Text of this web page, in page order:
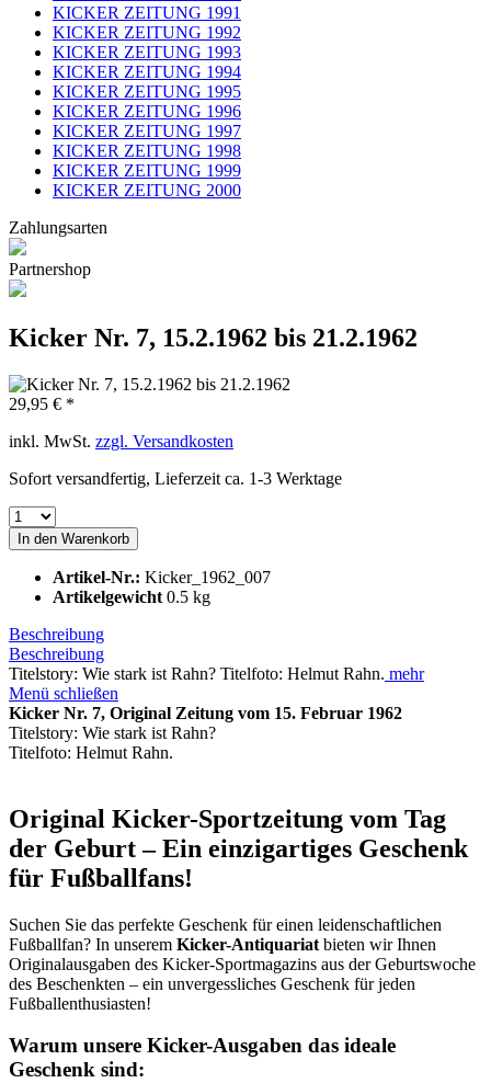
KICKER ZEITUNG 1991
KICKER ZEITUNG 1992
KICKER ZEITUNG 1993
KICKER ZEITUNG 1994
KICKER ZEITUNG 1995
KICKER ZEITUNG 1996
KICKER ZEITUNG 1997
KICKER ZEITUNG 1998
KICKER ZEITUNG 1999
KICKER ZEITUNG 2000
Zahlungsarten
Partnershop
Kicker Nr. 7, 15.2.1962 bis 21.2.1962
29,95 € *
inkl. MwSt. zzgl. Versandkosten
Sofort versandfertig, Lieferzeit ca. 1-3 Werktage
In den Warenkorb
Artikel-Nr.: Kicker_1962_007
Artikelgewicht 0.5 kg
Beschreibung
Beschreibung
Titelstory: Wie stark ist Rahn? Titelfoto: Helmut Rahn. mehr
Menü schließen
Kicker Nr. 7, Original Zeitung vom 15. Februar 1962
Titelstory: Wie stark ist Rahn?
Titelfoto: Helmut Rahn.
Original Kicker-Sportzeitung vom Tag
der Geburt – Ein einzigartiges Geschenk
für Fußballfans!
Suchen Sie das perfekte Geschenk für einen leidenschaftlichen
Fußballfan? In unserem Kicker-Antiquariat bieten wir Ihnen
Originalausgaben des Kicker-Sportmagazins aus der Geburtswoche
des Beschenkten – ein unvergessliches Geschenk für jeden
Fußballenthusiasten!
Warum unsere Kicker-Ausgaben das ideale
Geschenk sind: